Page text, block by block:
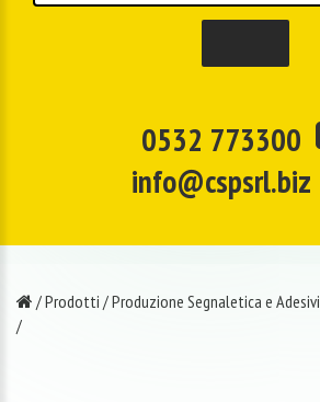
0532 773300
info@cspsrl.biz
/Prodotti /Produzione Segnaletica e Adesivi
/